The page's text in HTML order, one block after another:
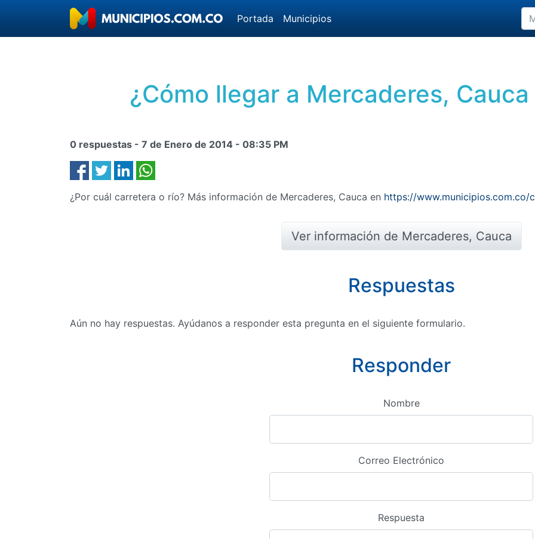
Portada Municipios
¿Cómo llegar a Mercaderes,
0 respuestas - 7 de Enero de 2014 - 08:35 PM
¿Por cuál carretera o río? Más información de Mercaderes, Cauca en https://www.municipios.com.co/
Ver información de Mercaderes, Cauca
Respuestas
Aún no hay respuestas. Ayúdanos a responder esta pregunta en el siguiente formulario.
Responder
Nombre
Correo Electrónico
Respuesta